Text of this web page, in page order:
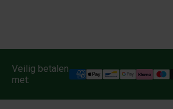
Veilig betalen
met: